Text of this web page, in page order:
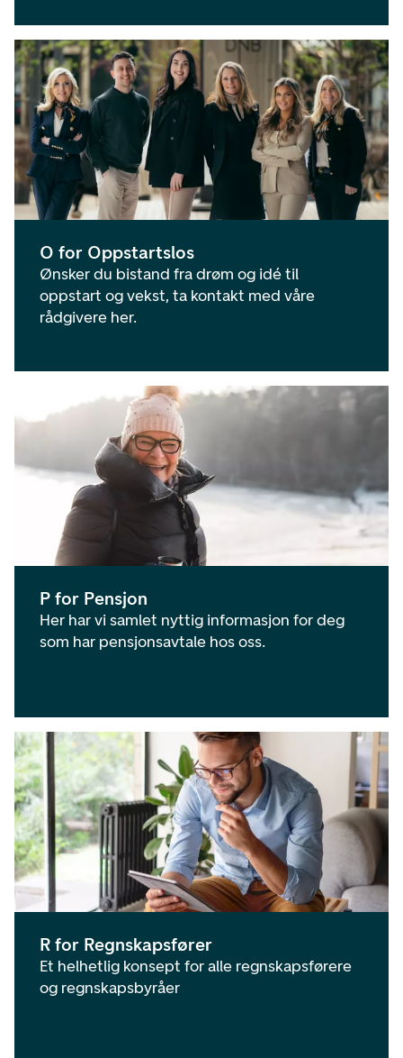
O for Oppstartslos
Ønsker du bistand fra drøm og idé til
oppstart og vekst, ta kontakt med våre
rådgivere her.
P for Pensjon
Her har vi samlet nyttig informasjon for deg
som har pensjonsavtale hos oss.
R for Regnskapsfører
Et helhetlig konsept for alle regnskapsførere
og regnskapsbyråer